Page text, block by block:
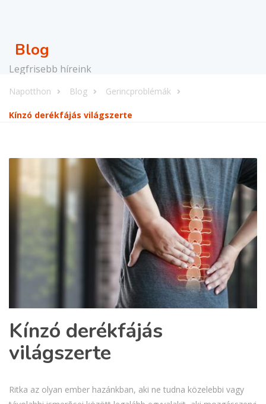
Blog
Legfrisebb híreink
Napotthon Blog Gerincproblémák
Kínzó derékfájás világszerte
Kínzó derékfájás
világszerte
Ritka az olyan ember hazánkban, aki ne tudna közelebbi vagy